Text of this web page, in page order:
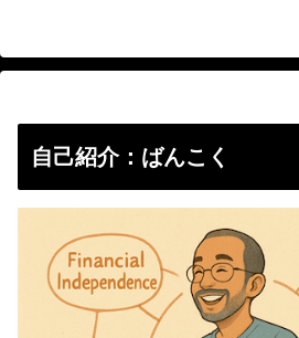
自己紹介：ばんこく